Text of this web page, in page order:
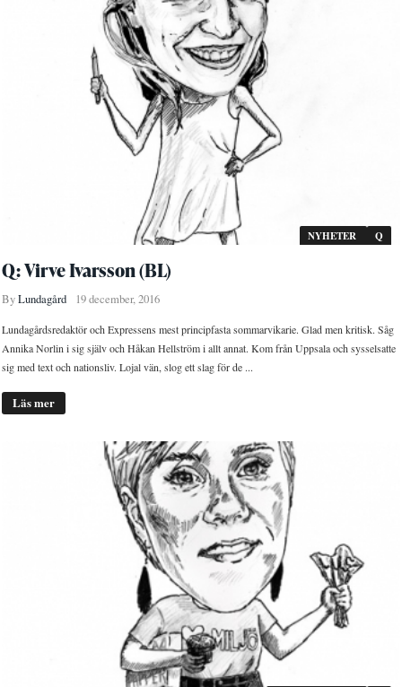
NYHETER Q
Q: Virve Ivarsson (BL)
ByLundagård 19 december, 2016
Lundagårdsredaktör och Expressens mest principfasta sommarvikarie. Glad men kritisk. Såg
Annika Norlin i sig själv och Håkan Hellström i allt annat. Kom från Uppsala och sysselsatte
sig med text och nationsliv. Lojal vän, slog ett slag för de ...
Läs mer